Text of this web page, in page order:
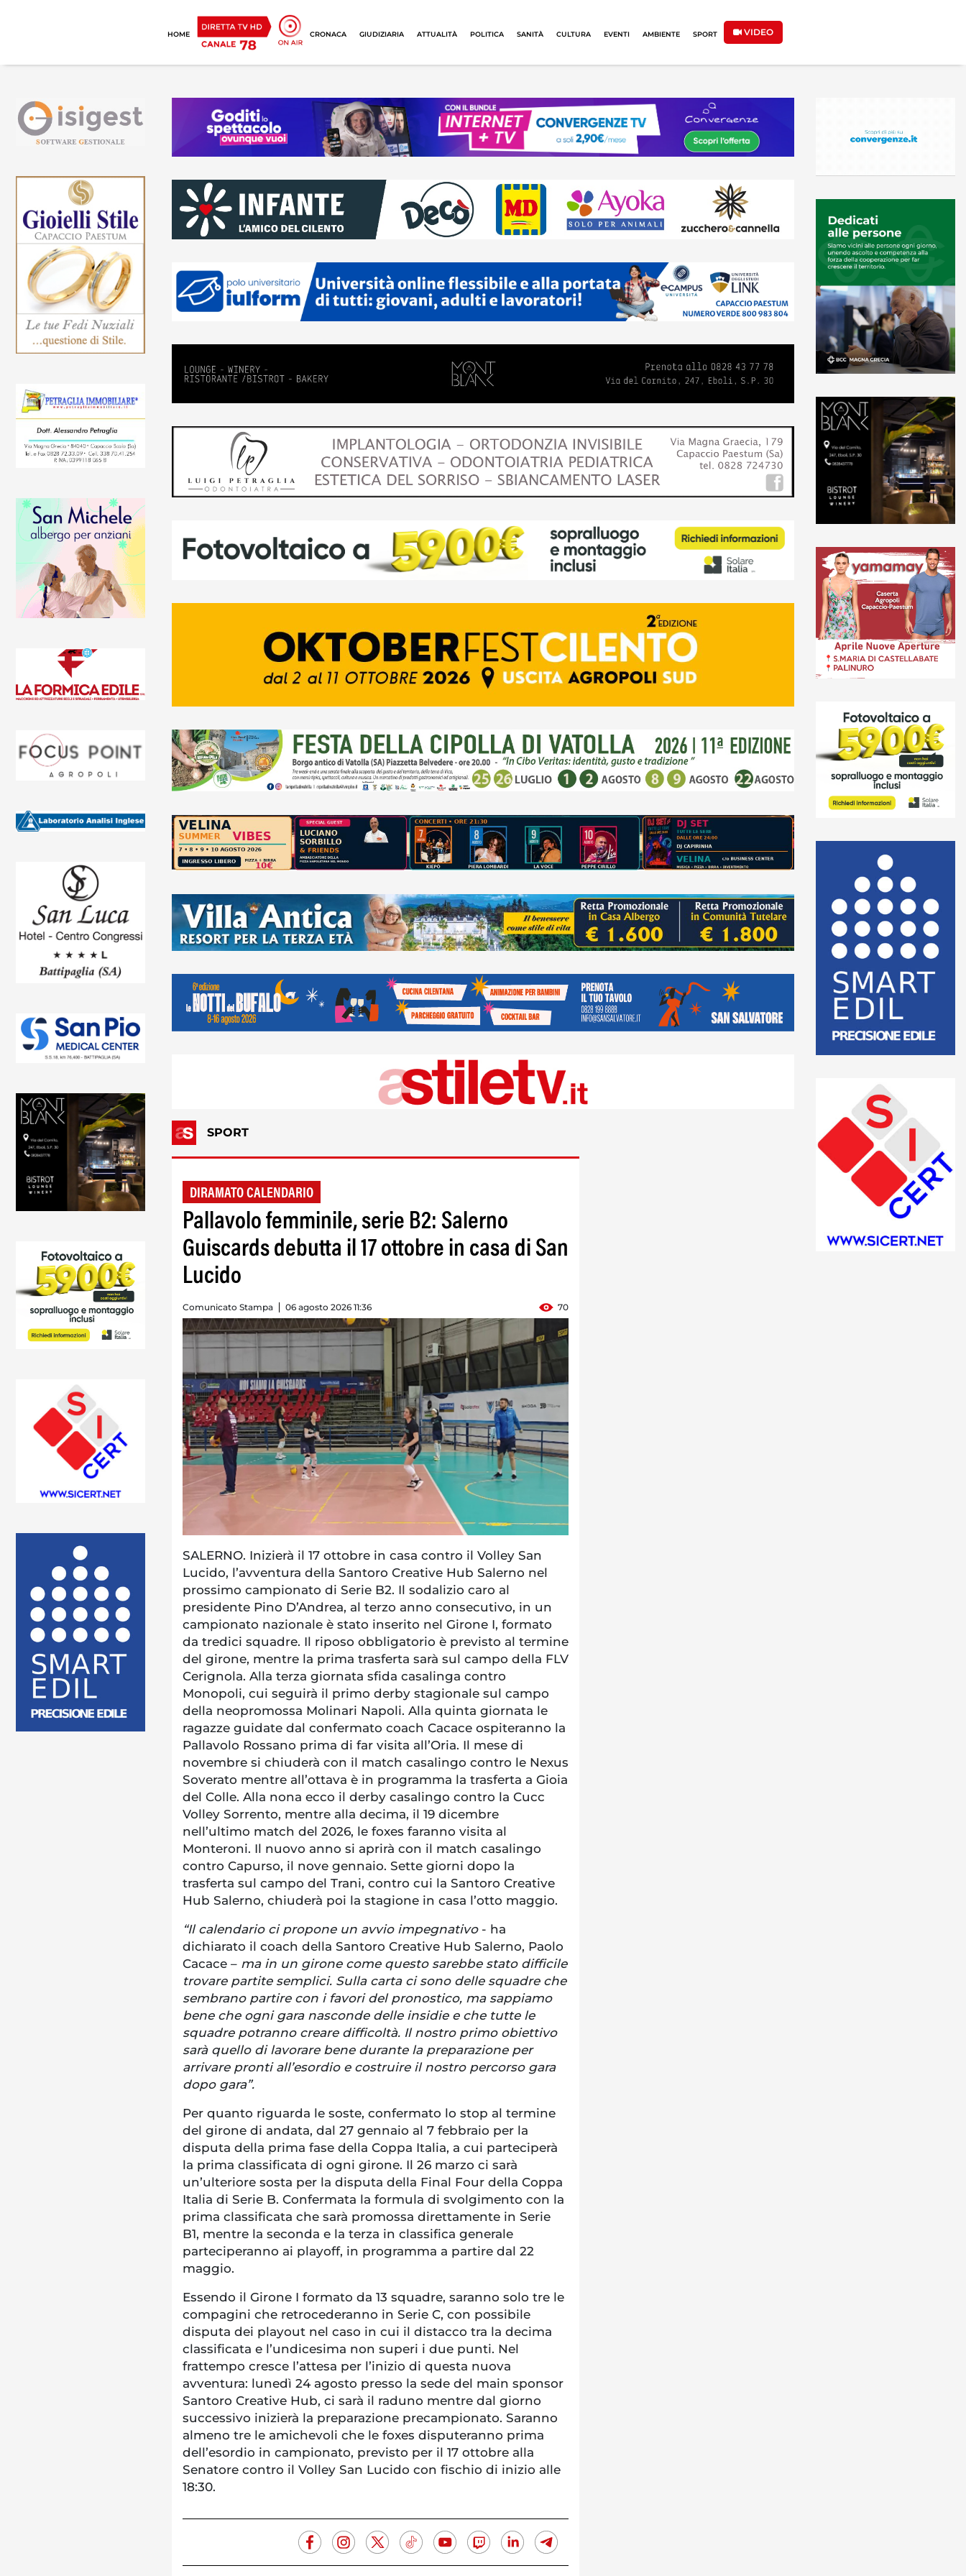
HOME CRONACA GIUDIZIARIA ATTUALITÀ POLITICA SANITÀ CULTURA EVENTI AMBIENTE SPORT VIDEO
SPORT
DIRAMATO CALENDARIO
Pallavolo femminile, serie B2: Salerno
Guiscards debutta il 17 ottobre in casa di San
Lucido
Comunicato Stampa 06 agosto 2026 11:36 70
SALERNO. Inizierà il 17 ottobre in casa contro il Volley San
Lucido, l’avventura della Santoro Creative Hub Salerno nel
prossimo campionato di Serie B2. Il sodalizio caro al
presidente Pino D’Andrea, al terzo anno consecutivo, in un
campionato nazionale è stato inserito nel Girone I, formato
da tredici squadre. Il riposo obbligatorio è previsto al termine
del girone, mentre la prima trasferta sarà sul campo della FLV
Cerignola. Alla terza giornata sfida casalinga contro
Monopoli, cui seguirà il primo derby stagionale sul campo
della neopromossa Molinari Napoli. Alla quinta giornata le
ragazze guidate dal confermato coach Cacace ospiteranno la
Pallavolo Rossano prima di far visita all’Oria. Il mese di
novembre si chiuderà con il match casalingo contro le Nexus
Soverato mentre all’ottava è in programma la trasferta a Gioia
del Colle. Alla nona ecco il derby casalingo contro la Cucc
Volley Sorrento, mentre alla decima, il 19 dicembre
nell’ultimo match del 2026, le foxes faranno visita al
Monteroni. Il nuovo anno si aprirà con il match casalingo
contro Capurso, il nove gennaio. Sette giorni dopo la
trasferta sul campo del Trani, contro cui la Santoro Creative
Hub Salerno, chiuderà poi la stagione in casa l’otto maggio.
“Il calendario ci propone un avvio impegnativo- ha
dichiarato il coach della Santoro Creative Hub Salerno, Paolo
Cacace – ma in un girone come questo sarebbe stato difficile
trovare partite semplici. Sulla carta ci sono delle squadre che
sembrano partire con i favori del pronostico, ma sappiamo
bene che ogni gara nasconde delle insidie e che tutte le
squadre potranno creare difficoltà. Il nostro primo obiettivo
sarà quello di lavorare bene durante la preparazione per
arrivare pronti all’esordio e costruire il nostro percorso gara
dopo gara”.
Per quanto riguarda le soste, confermato lo stop al termine
del girone di andata, dal 27 gennaio al 7 febbraio per la
disputa della prima fase della Coppa Italia, a cui parteciperà
la prima classificata di ogni girone. Il 26 marzo ci sarà
un’ulteriore sosta per la disputa della Final Four della Coppa
Italia di Serie B. Confermata la formula di svolgimento con la
prima classificata che sarà promossa direttamente in Serie
B1, mentre la seconda e la terza in classifica generale
parteciperanno ai playoff, in programma a partire dal 22
maggio.
Essendo il Girone I formato da 13 squadre, saranno solo tre le
compagini che retrocederanno in Serie C, con possibile
disputa dei playout nel caso in cui il distacco tra la decima
classificata e l’undicesima non superi i due punti. Nel
frattempo cresce l’attesa per l’inizio di questa nuova
avventura: lunedì 24 agosto presso la sede del main sponsor
Santoro Creative Hub, ci sarà il raduno mentre dal giorno
successivo inizierà la preparazione precampionato. Saranno
almeno tre le amichevoli che le foxes disputeranno prima
dell’esordio in campionato, previsto per il 17 ottobre alla
Senatore contro il Volley San Lucido con fischio di inizio alle
18:30.